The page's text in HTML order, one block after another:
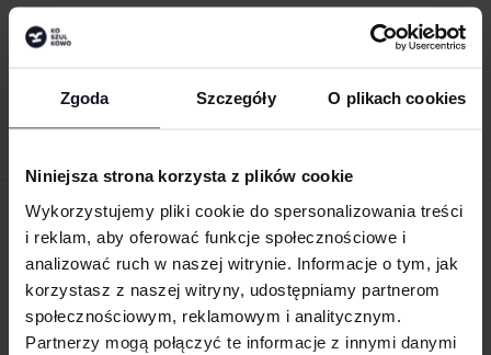
Zgoda Szczegóły O plikach cookies
Niniejsza strona korzysta z plików cookie
Wykorzystujemy pliki cookie do spersonalizowania treści
i reklam, aby oferować funkcje społecznościowe i
analizować ruch w naszej witrynie. Informacje o tym, jak
korzystasz z naszej witryny, udostępniamy partnerom
społecznościowym, reklamowym i analitycznym.
Partnerzy mogą połączyć te informacje z innymi danymi
MEN´S PIONEER T-SHIRT
SOL´S
ZAMÓW PRODUKTY ZE ZNAKOWANIEM
ONLINE